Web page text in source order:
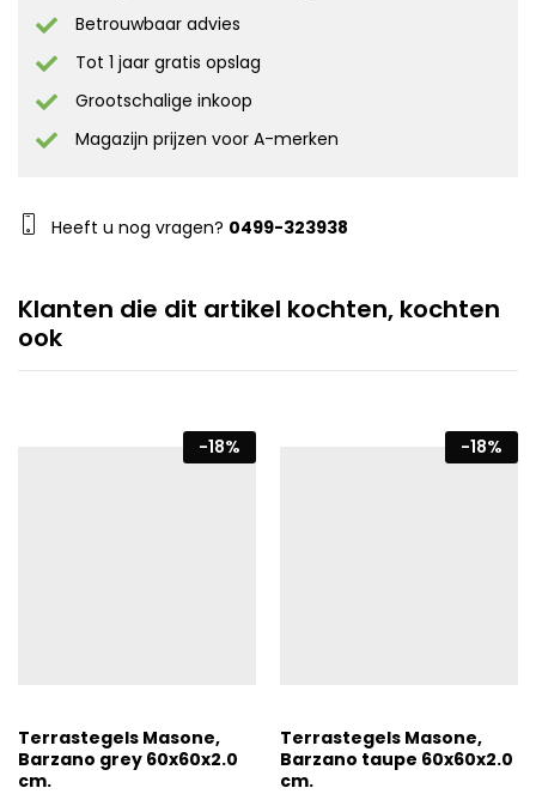
Betrouwbaar advies
Tot 1 jaar gratis opslag
Grootschalige inkoop
Magazijn prijzen voor A-merken
Heeft u nog vragen? 0499-323938
Klanten die dit artikel kochten, kochten
ook
-18%
Terrastegels Masone,
Barzano grey 60x60x2.0
cm.
-18%
Terrastegels Masone,
Barzano taupe 60x60x2.0
cm.